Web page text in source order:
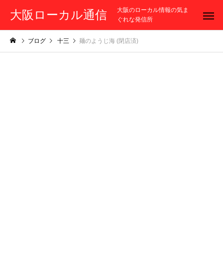
大阪ローカル通信
大阪のローカル情報の気ま
ぐれな発信所
ブログ 十三 麺のようじ海 (閉店済)